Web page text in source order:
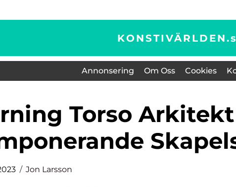
KONSTIVÄRLDEN.
Annonsering Om Oss Cookies
Jon Larsson